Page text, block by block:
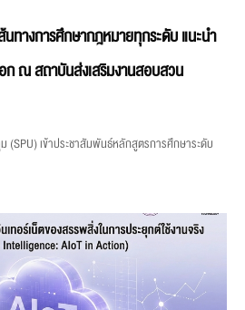
ทางการศึกษากฎหมายทุกระดับ แนะนำ
ณ สถาบันส่งเสริมงานสอบสวน
เข้าประชาสัมพันธ์หลักสูตรการศึกษาระดับ